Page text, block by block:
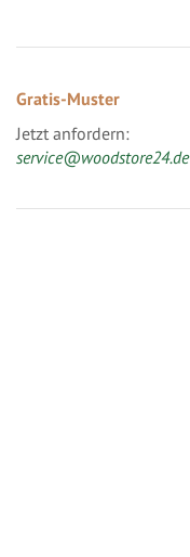
Gratis-Muster
Jetzt anfordern:
service@woodstore24.de